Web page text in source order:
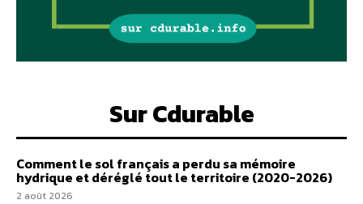
Sur Cdurable
Comment le sol français a perdu sa mémoire
hydrique et déréglé tout le territoire (2020-2026)
2 août 2026